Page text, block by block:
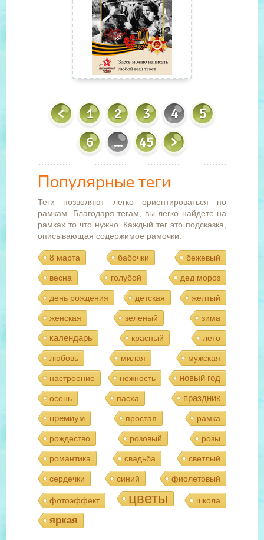
1 2 3 4
5
6
... 45
Популярные теги
Теги позволяют легко ориентироваться по
рамкам. Благодаря тегам, вы легко найдете на
рамках то что нужно. Каждый тег это подсказка,
описывающая содержимое рамочки.
8 марта бабочки бежевый
весна голубой дед мороз
день рождения детская желтый
женская зеленый зима
календарь красный лето
любовь милая мужская
настроение нежность новый год
осень пасха
праздник
премиум
простая рамка
рождество розовый розы
романтика свадьба светлый
сердечки синий фиолетовый
фотоэффект цветы школа
яркая